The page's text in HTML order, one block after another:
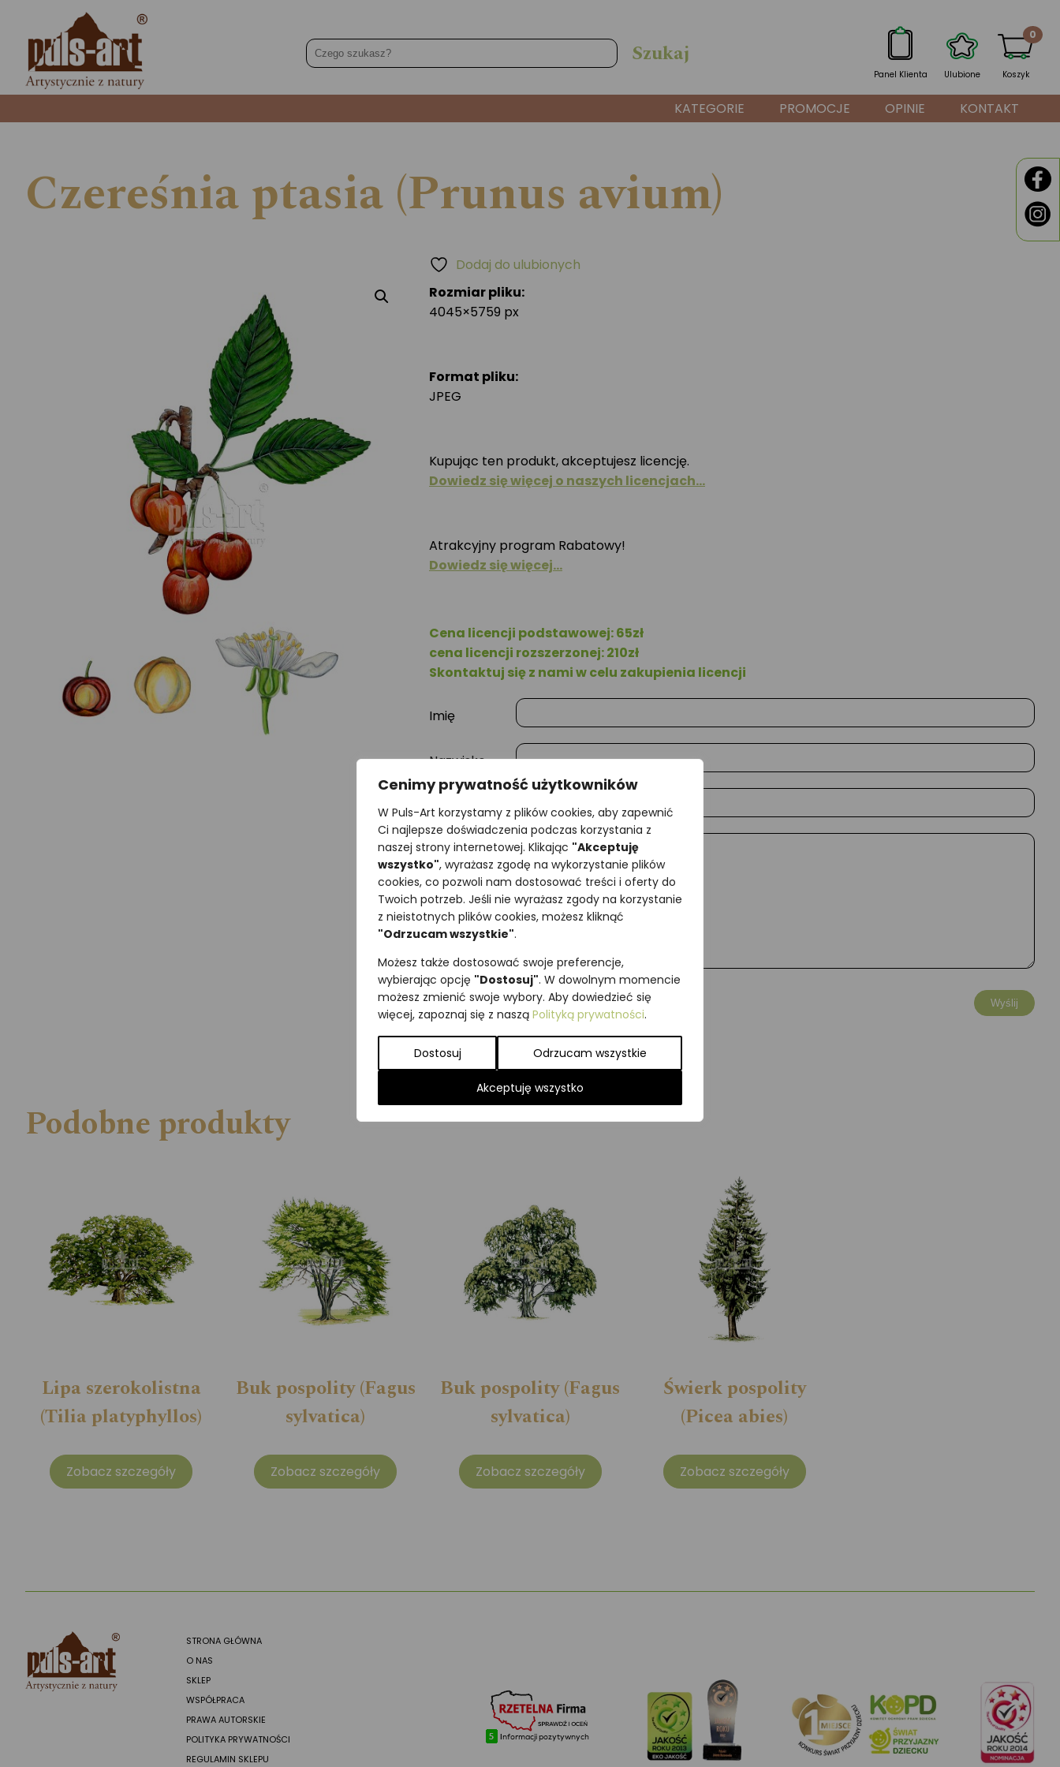
Cenimy prywatność użytkowników
W Puls-Art korzystamy z plików cookies, aby zapewnić
Ci najlepsze doświadczenia podczas korzystania z
naszej strony internetowej. Klikając "Akceptuję
wszystko", wyrażasz zgodę na wykorzystanie plików
cookies, co pozwoli nam dostosować treści i oferty do
Twoich potrzeb. Jeśli nie wyrażasz zgody na korzystanie
z nieistotnych plików cookies, możesz kliknąć
"Odrzucam wszystkie".
Możesz także dostosować swoje preferencje,
wybierając opcję "Dostosuj". W dowolnym momencie
możesz zmienić swoje wybory. Aby dowiedzieć się
więcej, zapoznaj się z naszą Polityką prywatności.
Dostosuj Odrzucam wszystkie
Akceptuję wszystko
Panel Klienta Ulubione Koszyk
0
KATEGORIE PROMOCJE OPINIE KONTAKT
Czereśnia ptasia (Prunus avium)
Rozmiar pliku:
4045×5759 px
Format pliku:
JPEG
Kupując ten produkt, akceptujesz licencję.
Dowiedz się więcej o naszych licencjach…
Atrakcyjny program Rabatowy!
Dowiedz się więcej…
Cena licencji podstawowej: 65zł
cena licencji rozszerzonej: 210zł
Skontaktuj się z nami w celu zakupienia licencji
Imię
Nazwisko
E-mail
Wiadomość
Dodaj do ulubionych
Najniższa cena z ostatnich 30 dni:65,00zł
SKU:Brak danych
Kategorie:Drzewa,ILUSTRACJE
Podobne produkty
Lipa szerokolistna
(Tilia platyphyllos)
Zobacz szczegóły
Buk pospolity (Fagus
sylvatica)
Zobacz szczegóły
Buk pospolity (Fagus
sylvatica)
Zobacz szczegóły
Świerk pospolity
(Picea abies)
Zobacz szczegóły
STRONA GŁÓWNA
O NAS
SKLEP
WSPÓŁPRACA
PRAWA AUTORSKIE
POLITYKA PRYWATNOŚCI
REGULAMIN SKLEPU